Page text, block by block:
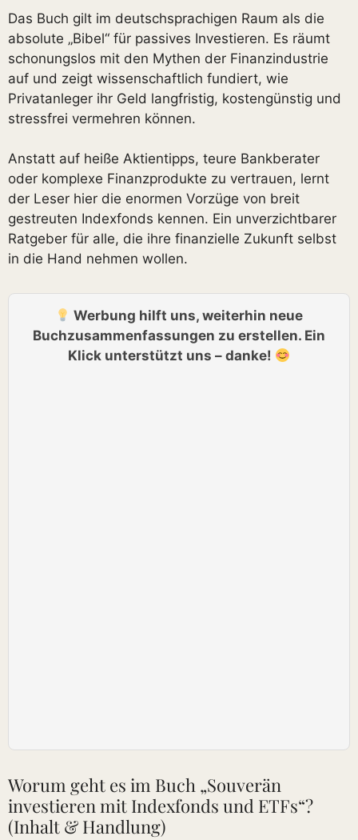
Das Buch gilt im deutschsprachigen Raum als die
absolute „Bibel“ für passives Investieren. Es räumt
schonungslos mit den Mythen der Finanzindustrie
auf und zeigt wissenschaftlich fundiert, wie
Privatanleger ihr Geld langfristig, kostengünstig und
stressfrei vermehren können.
Anstatt auf heiße Aktientipps, teure Bankberater
oder komplexe Finanzprodukte zu vertrauen, lernt
der Leser hier die enormen Vorzüge von breit
gestreuten Indexfonds kennen. Ein unverzichtbarer
Ratgeber für alle, die ihre finanzielle Zukunft selbst
in die Hand nehmen wollen.
Werbung hilft uns, weiterhin neue
Buchzusammenfassungen zu erstellen. Ein
Klick unterstützt uns – danke!
Worum geht es im Buch „Souverän
investieren mit Indexfonds und ETFs“?
(Inhalt & Handlung)